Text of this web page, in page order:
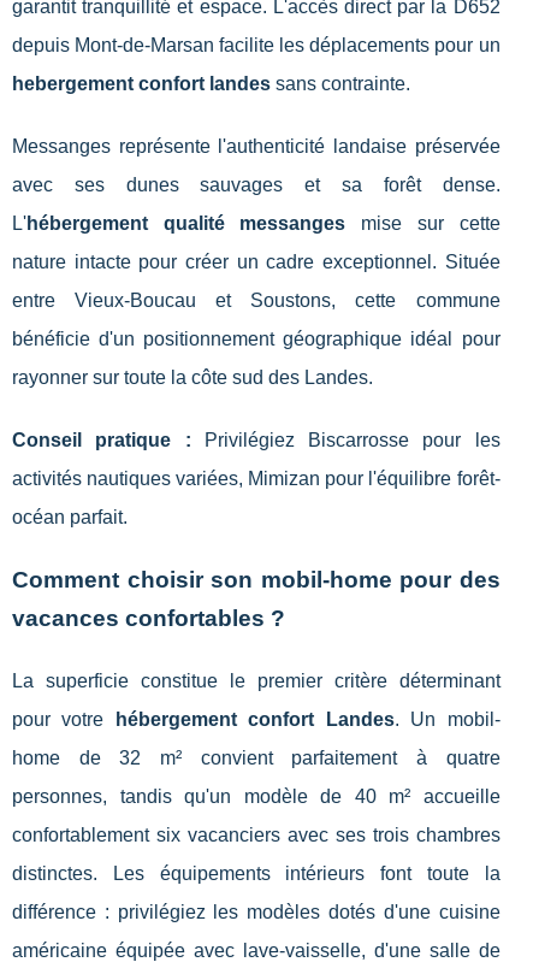
garantit tranquillité et espace. L'accès direct par la D652
depuis Mont-de-Marsan facilite les déplacements pour un
hebergement confort landes sans contrainte.
Messanges représente l'authenticité landaise préservée
avec ses dunes sauvages et sa forêt dense.
L'hébergement qualité messanges mise sur cette
nature intacte pour créer un cadre exceptionnel. Située
entre Vieux-Boucau et Soustons, cette commune
bénéficie d'un positionnement géographique idéal pour
rayonner sur toute la côte sud des Landes.
Conseil pratique : Privilégiez Biscarrosse pour les
activités nautiques variées, Mimizan pour l'équilibre forêt-
océan parfait.
Comment choisir son mobil-home pour des
vacances confortables ?
La superficie constitue le premier critère déterminant
pour votre
hébergement confort Landes. Un mobil-
home de 32 m² convient parfaitement à quatre
personnes, tandis qu'un modèle de 40 m² accueille
confortablement six vacanciers avec ses trois chambres
distinctes. Les équipements intérieurs font toute la
différence : privilégiez les modèles dotés d'une cuisine
américaine équipée avec lave-vaisselle, d'une salle de